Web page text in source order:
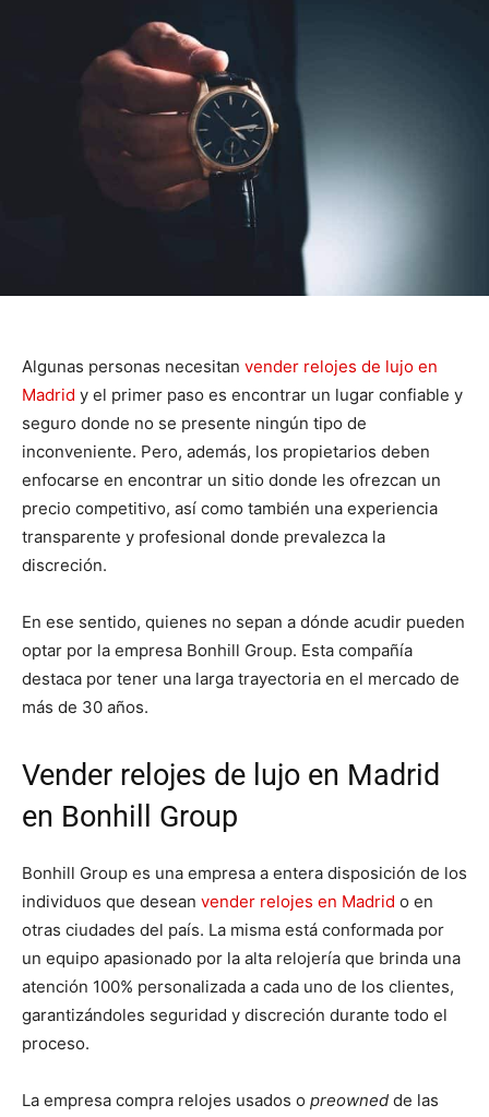
Algunas personas necesitan vender relojes de lujo en
Madrid y el primer paso es encontrar un lugar confiable y
seguro donde no se presente ningún tipo de
inconveniente. Pero, además, los propietarios deben
enfocarse en encontrar un sitio donde les ofrezcan un
precio competitivo, así como también una experiencia
transparente y profesional donde prevalezca la
discreción.
En ese sentido, quienes no sepan a dónde acudir pueden
optar por la empresa Bonhill Group. Esta compañía
destaca por tener una larga trayectoria en el mercado de
más de 30 años.
Vender relojes de lujo en Madrid
en Bonhill Group
Bonhill Group es una empresa a entera disposición de los
individuos que desean vender relojes en Madrid o en
otras ciudades del país. La misma está conformada por
un equipo apasionado por la alta relojería que brinda una
atención 100% personalizada a cada uno de los clientes,
garantizándoles seguridad y discreción durante todo el
proceso.
La empresa compra relojes usados o preowned de las